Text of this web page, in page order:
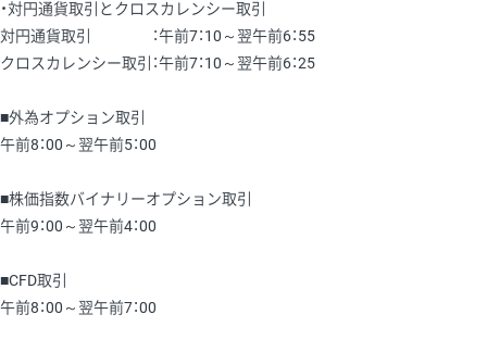
・対円通貨取引とクロスカレンシー取引
対円通貨取引 ：午前7：10～翌午前6：55
クロスカレンシー取引：午前7：10～翌午前6：25
■外為オプション取引
午前8：00～翌午前5：00
■株価指数バイナリーオプション取引
午前9：00～翌午前4：00
■CFD取引
午前8：00～翌午前7：00